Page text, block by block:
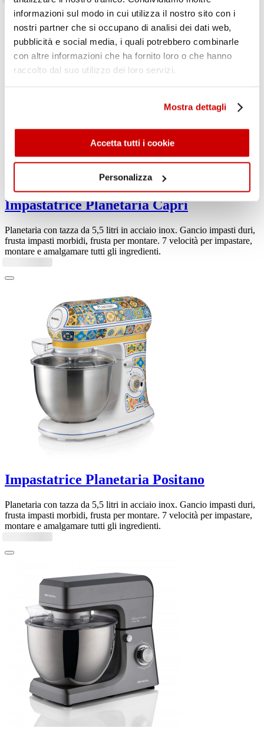
informazioni sul modo in cui utilizza il nostro sito con i
nostri partner che si occupano di analisi dei dati web,
pubblicità e social media, i quali potrebbero combinarle
con altre informazioni che ha fornito loro o che hanno
raccolto dal suo utilizzo dei loro servizi.
Mostra dettagli
Accetta tutti i cookie
Personalizza
Impastatrice Planetaria Capri
Planetaria con tazza da 5,5 litri in acciaio inox. Gancio impasti duri,
frusta impasti morbidi, frusta per montare. 7 velocità per impastare,
montare e amalgamare tutti gli ingredienti.
Impastatrice Planetaria Positano
Planetaria con tazza da 5,5 litri in acciaio inox. Gancio impasti duri,
frusta impasti morbidi, frusta per montare. 7 velocità per impastare,
montare e amalgamare tutti gli ingredienti.